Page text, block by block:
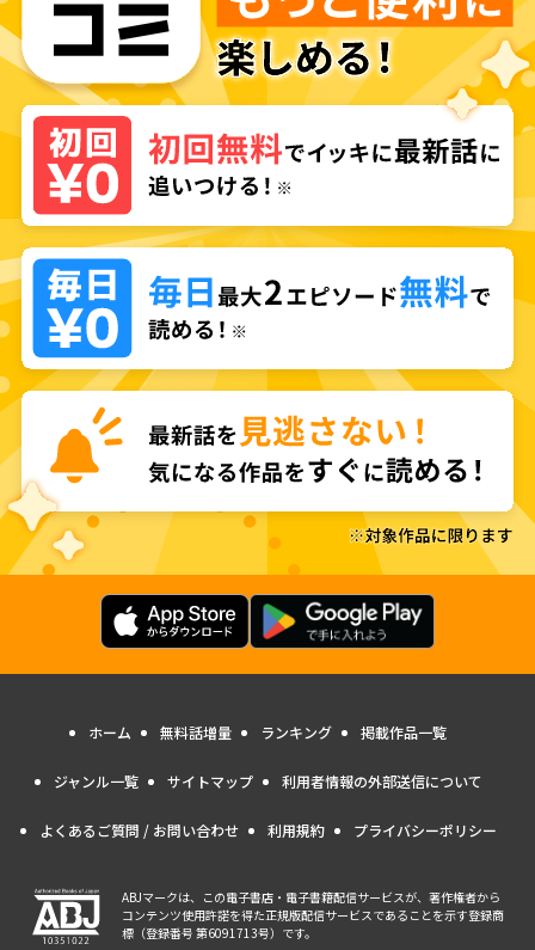
ホーム 無料話増量 ランキング 掲載作品一覧
ジャンル一覧 サイトマップ 利用者情報の外部送信について
よくあるご質問 / お問い合わせ 利用規約 プライバシーポリシー
ABJマークは、この電子書店・電子書籍配信サービスが、著作権者から
コンテンツ使用許諾を得た正規版配信サービスであることを示す登録商
標（登録番号 第6091713号）です。